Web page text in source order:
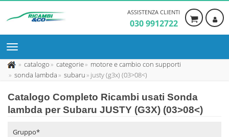
ASSISTENZA CLIENTI
030 9912722
catalogo categorie
motore e cambio con supporti
sonda lambda
subaru justy (g3x) (03>08<)
Catalogo Completo Ricambi usati Sonda
lambda per Subaru JUSTY (G3X) (03>08<)
Gruppo*